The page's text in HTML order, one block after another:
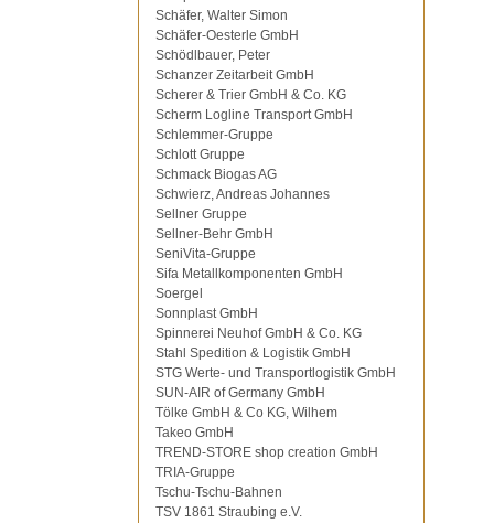
Schäfer, Walter Simon
Schäfer-Oesterle GmbH
Schödlbauer, Peter
Schanzer Zeitarbeit GmbH
Scherer & Trier GmbH & Co. KG
Scherm Logline Transport GmbH
Schlemmer-Gruppe
Schlott Gruppe
Schmack Biogas AG
Schwierz, Andreas Johannes
Sellner Gruppe
Sellner-Behr GmbH
SeniVita-Gruppe
Sifa Metallkomponenten GmbH
Soergel
Sonnplast GmbH
Spinnerei Neuhof GmbH & Co. KG
Stahl Spedition & Logistik GmbH
STG Werte- und Transportlogistik GmbH
SUN-AIR of Germany GmbH
Tölke GmbH & Co KG, Wilhem
Takeo GmbH
TREND-STORE shop creation GmbH
TRIA-Gruppe
Tschu-Tschu-Bahnen
TSV 1861 Straubing e.V.